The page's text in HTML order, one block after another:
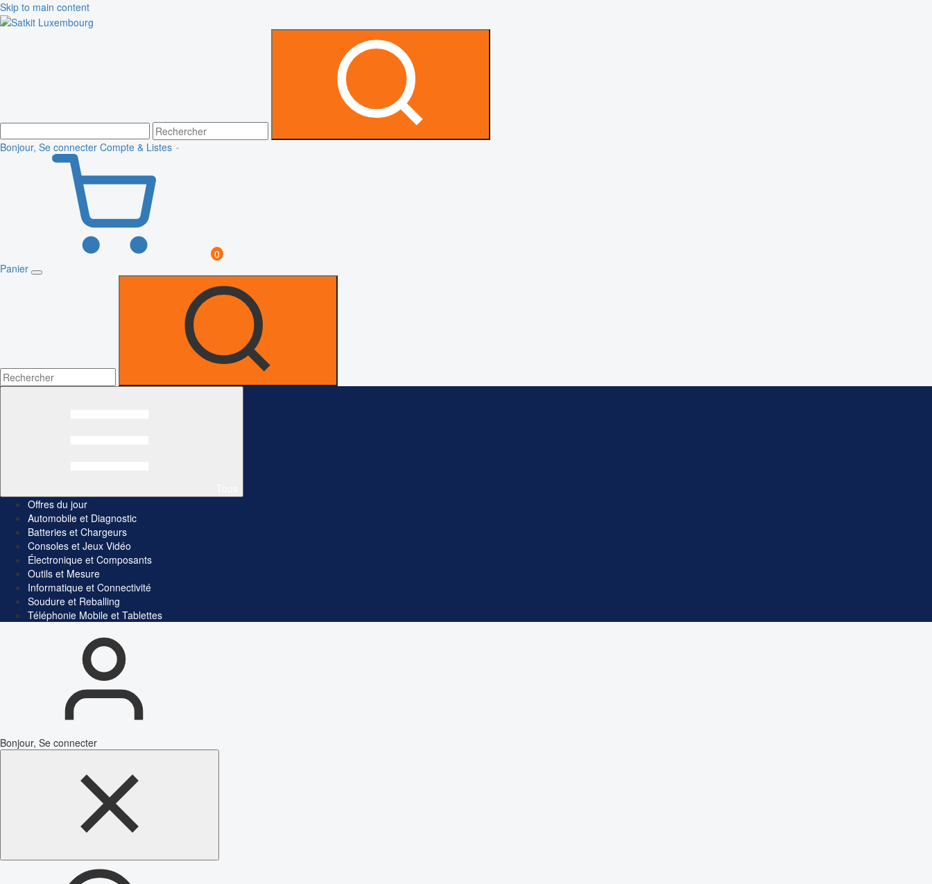
Skip to main content
Bonjour, Se connecter Compte & Listes
0
Panier
Offres du jour
Automobile et Diagnostic
Batteries et Chargeurs
Consoles et Jeux Vidéo
Électronique et Composants
Outils et Mesure
Informatique et Connectivité
Soudure et Reballing
Téléphonie Mobile et Tablettes
Bonjour, Se connecter